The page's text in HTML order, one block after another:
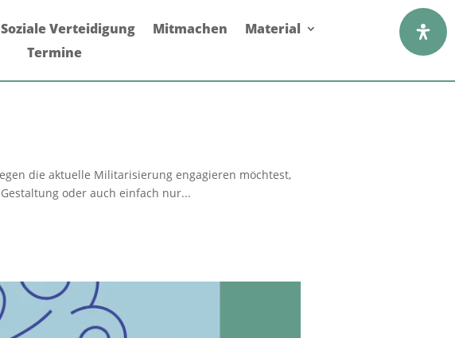
Soziale Verteidigung Mitmachen
Material
Termine
die aktuelle Militarisierung engagieren möchtest,
oder auch einfach nur...